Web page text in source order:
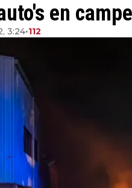
en
3:24•112